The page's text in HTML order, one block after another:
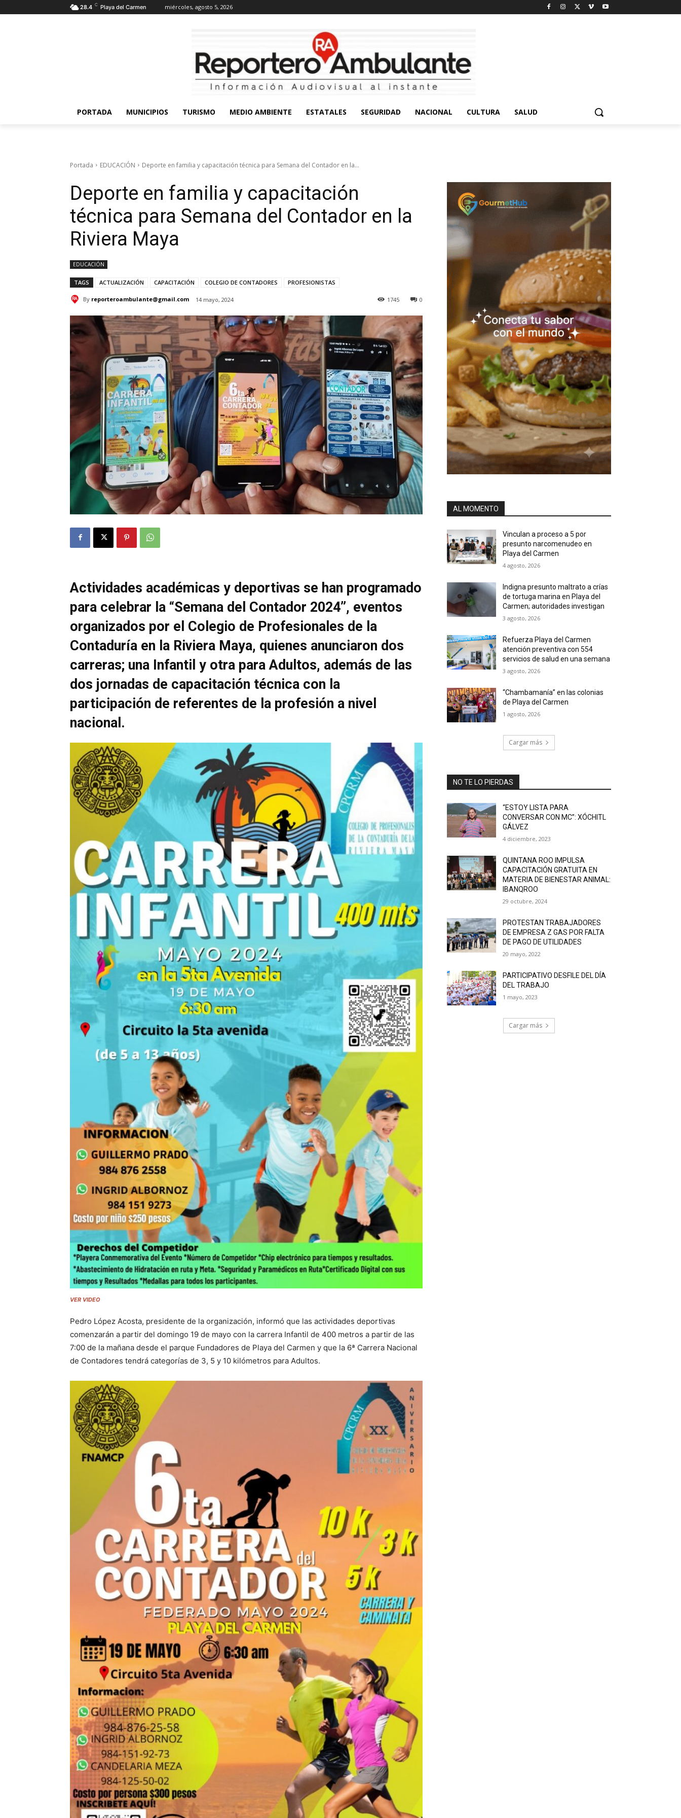
28.4 C Playa del Carmen miércoles, agosto 5, 2026
PORTADA MUNICIPIOS TURISMO MEDIO AMBIENTE ESTATALES SEGURIDAD NACIONAL CULTURA SALUD
Portada EDUCACIÓN Deporte en familia y capacitación técnica para Semana del Contador en la...
Deporte en familia y capacitación
técnica para Semana del Contador en la
Riviera Maya
EDUCACIÓN
TAGS ACTUALIZACIÓN CAPACITACIÓN COLEGIO DE CONTADORES PROFESIONISTAS
By reporteroambulante@gmail.com 14 mayo, 2024 0
1745
Actividades académicas y deportivas se han programado
para celebrar la “Semana del Contador 2024”, eventos
organizados por el Colegio de Profesionales de la
Contaduría en la Riviera Maya, quienes anunciaron dos
carreras; una Infantil y otra para Adultos, además de las
dos jornadas de capacitación técnica con la
participación de referentes de la profesión a nivel
nacional.
VER VIDEO
Pedro López Acosta, presidente de la organización, informó que las actividades deportivas
comenzarán a partir del domingo 19 de mayo con la carrera Infantil de 400 metros a partir de las
7:00 de la mañana desde el parque Fundadores de Playa del Carmen y que la 6ª Carrera Nacional
de Contadores tendrá categorías de 3, 5 y 10 kilómetros para Adultos.
AL MOMENTO
Vinculan a proceso a 5 por
presunto narcomenudeo en
Playa del Carmen
4 agosto, 2026
Indigna presunto maltrato a crías
de tortuga marina en Playa del
Carmen; autoridades investigan
3 agosto, 2026
Refuerza Playa del Carmen
atención preventiva con 554
servicios de salud en una semana
3 agosto, 2026
“Chambamanía” en las colonias
de Playa del Carmen
1 agosto, 2026
Cargar más
NO TE LO PIERDAS
“ESTOY LISTA PARA
CONVERSAR CON MC”: XÓCHITL
GÁLVEZ
4 diciembre, 2023
QUINTANA ROO IMPULSA
CAPACITACIÓN GRATUITA EN
MATERIA DE BIENESTAR ANIMAL:
IBANQROO
29 octubre, 2024
PROTESTAN TRABAJADORES
DE EMPRESA Z GAS POR FALTA
DE PAGO DE UTILIDADES
20 mayo, 2022
PARTICIPATIVO DESFILE DEL DÍA
DEL TRABAJO
1 mayo, 2023
Cargar más